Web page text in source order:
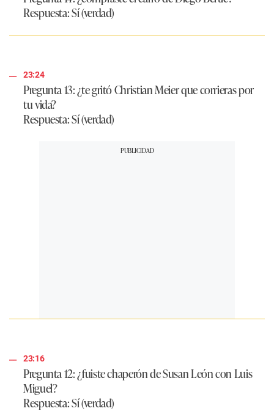
Respuesta: Sí (verdad)
23:24
Pregunta 13: ¿te gritó Christian Meier que corrieras por
tu vida?
Respuesta: Sí (verdad)
23:16
Pregunta 12: ¿fuiste chaperón de Susan León con Luis
Miguel?
Respuesta: Sí (verdad)